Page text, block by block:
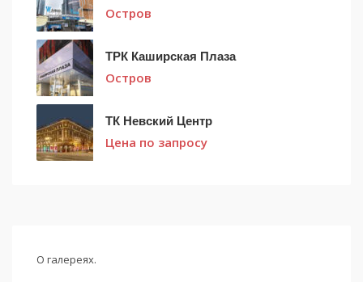
Остров
ТРК Каширская Плаза
Остров
ТК Невский Центр
Цена по запросу
О галереях.